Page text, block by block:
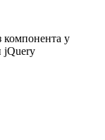
компонента у
jQuery